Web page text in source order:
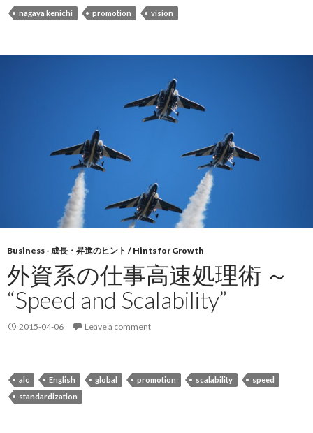
nagaya kenichi promotion vision
Business - 成長・昇進のヒント / Hints for Growth
外資系の仕事高速処理術 ～
“Speed and Scalability”
2015-04-06 Leave a comment
alc English global promotion scalability
speed
standardization